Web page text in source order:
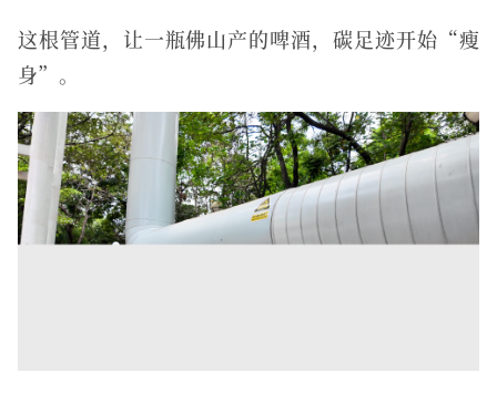
这根管道，让一瓶佛山产的啤酒，碳足迹开始“瘦
身”。